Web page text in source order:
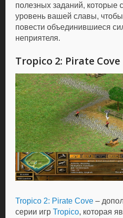
полезных заданий, которые
уровень вашей славы,
повести объединившиеся
неприятеля.
Tropico 2: Pirate Cove
Tropico 2: Pirate Cove –
серии игрTropico, которая